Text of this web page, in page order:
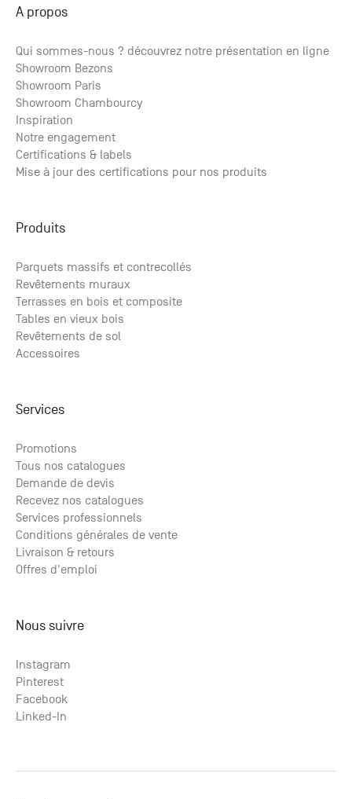
A propos
Qui sommes-nous ? découvrez notre présentation en ligne
Showroom Bezons
Showroom Paris
Showroom Chambourcy
Inspiration
Notre engagement
Certifications & labels
Mise à jour des certifications pour nos produits
Produits
Parquets massifs et contrecollés
Revêtements muraux
Terrasses en bois et composite
Tables en vieux bois
Revêtements de sol
Accessoires
Services
Promotions
Tous nos catalogues
Demande de devis
Recevez nos catalogues
Services professionnels
Conditions générales de vente
Livraison & retours
Offres d'emploi
Nous suivre
Instagram
Pinterest
Facebook
Linked-In